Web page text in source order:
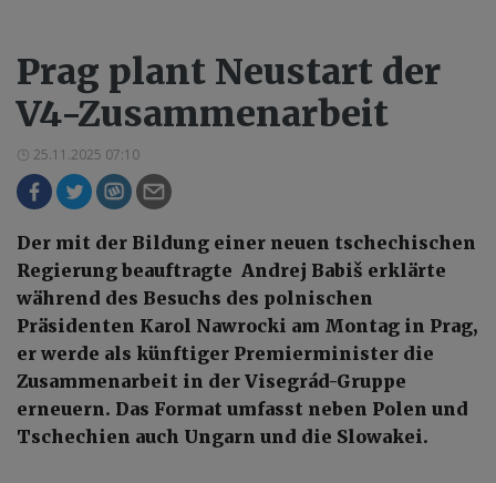
Prag plant Neustart der
V4-Zusammenarbeit
25.11.2025 07:10
Der mit der Bildung einer neuen tschechischen
Regierung beauftragte Andrej Babiš erklärte
während des Besuchs des polnischen
Präsidenten Karol Nawrocki am Montag in Prag,
er werde als künftiger Premierminister die
Zusammenarbeit in der Visegrád-Gruppe
erneuern. Das Format umfasst neben Polen und
Tschechien auch Ungarn und die Slowakei.